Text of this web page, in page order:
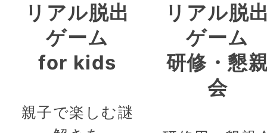
リアル脱出
ゲーム
for kids
親子で楽しむ謎
リアル脱
ゲーム
研修・懇
会